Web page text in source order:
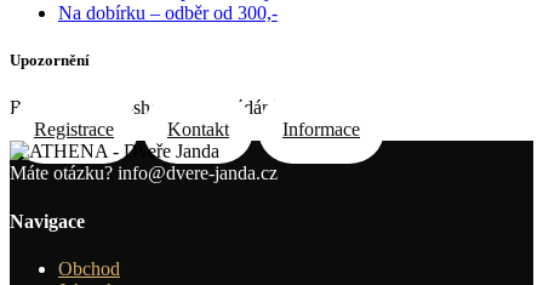
Na dobírku – odběr od 300,-
Upozornění
Registrace do e-shopu na požádání e-mailem
Registrace
Kontakt Informace
Máte otázku? info@dvere-janda.cz
Navigace
Obchod